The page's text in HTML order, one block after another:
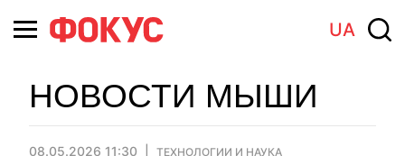
UA
НОВОСТИ МЫШИ
08.05.2026 11:30 ТЕХНОЛОГИИ И НАУКА